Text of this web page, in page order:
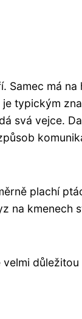
Samec má na
typickým
svá vejce.
plachí
na kmenech
důležitou